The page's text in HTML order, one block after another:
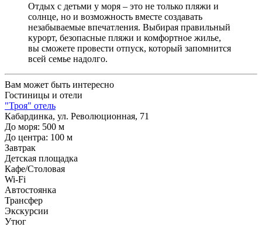
Отдых с детьми у моря – это не только пляжи и
солнце, но и возможность вместе создавать
незабываемые впечатления. Выбирая правильный
курорт, безопасные пляжи и комфортное жилье,
вы сможете провести отпуск, который запомнится
всей семье надолго.
Вам может быть интересно
Гостиницы и отели
"Троя" отель
Кабардинка, ул. Революционная, 71
До моря: 500 м
До центра: 100 м
Завтрак
Детская площадка
Кафе/Столовая
Wi-Fi
Автостоянка
Трансфер
Экскурсии
Утюг